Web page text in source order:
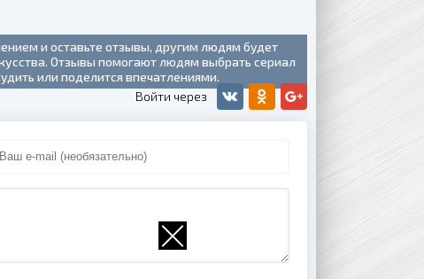
и оставьте отзывы, другим людям будет
Отзывы помогают людям выбрать сериал
или поделится впечатлениями.